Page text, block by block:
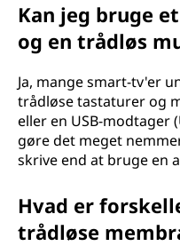
Kan jeg bruge
og en trådløs
Ja, mange smart-tv'er
trådløse tastaturer og
eller en USB-modtager
gøre det meget
skrive end at bruge en
Hvad er
trådløse